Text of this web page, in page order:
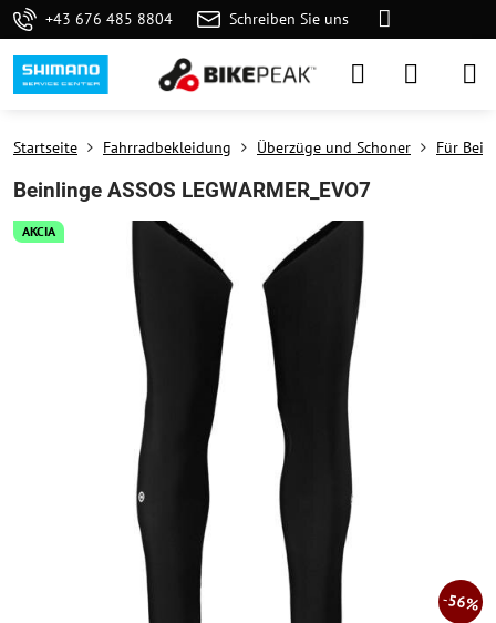
+43 676 485 8804 Schreiben Sie uns
AKCIA
56%
Startseite Fahrradbekleidung Überzüge und Schoner Für
Beinlinge ASSOS LEGWARMER_EVO7